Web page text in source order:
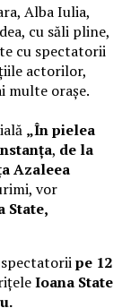
Alba Iulia,
cu săli pline,
cu spectatorii
actorilor,
multe orașe.
„În pielea
, de la
Azaleea
vor
State,
pe 12
Ioana State